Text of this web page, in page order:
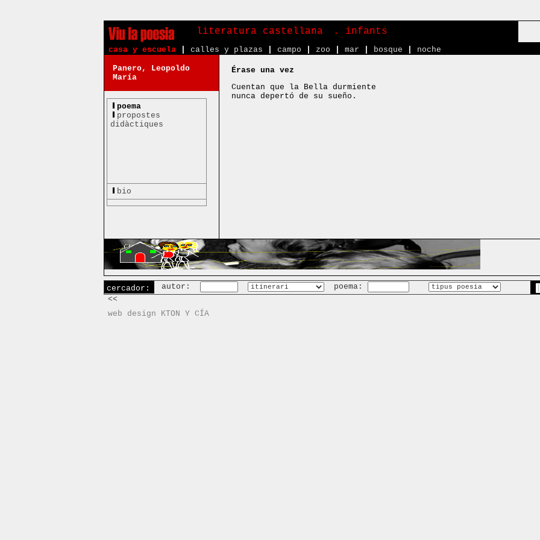
literatura castellana . infants
casa y escuela
calles y plazas campo zoo mar bosque noche
Panero, Leopoldo
María
poema
propostes
didàctiques
bio
Érase una vez
Cuentan que la Bella durmiente
nunca depertó de su sueño.
cercador: autor: poema:
<<
web design KTON Y CÍA